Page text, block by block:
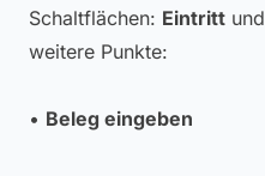
Schaltflächen: Eintritt und
weitere Punkte:
• Beleg eingeben